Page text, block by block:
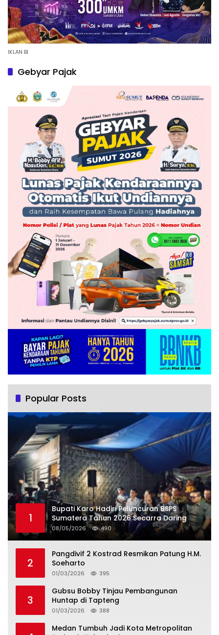
IKLAN BI
Gebyar Pajak
Popular Posts
1
Bupati Karo Hadiri Peluncuran BSPS
Sumatera Tahun 2026 Secarra Daring
08/05/2026 490
2
Pangdivif 2 Kostrad Resmikan Patung H.M.
Soeharto
01/03/2026 395
3
Gubsu Bobby Tinjau Pembangunan
Huntap di Tapteng
01/03/2026 388
Medan Tumbuh Jadi Kota Metropolitan